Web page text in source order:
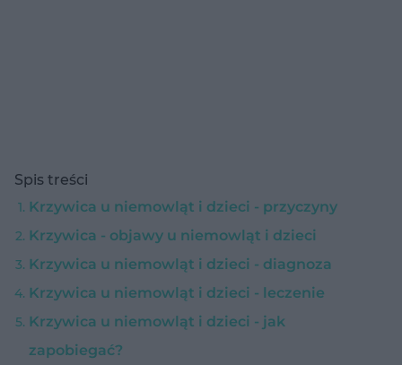
Spis treści
Krzywica u niemowląt i dzieci - przyczyny
Krzywica - objawy u niemowląt i dzieci
Krzywica u niemowląt i dzieci - diagnoza
Krzywica u niemowląt i dzieci - leczenie
Krzywica u niemowląt i dzieci - jak
zapobiegać?